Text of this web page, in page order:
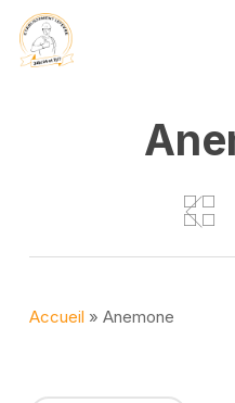
Skip
Accueil » Anemone